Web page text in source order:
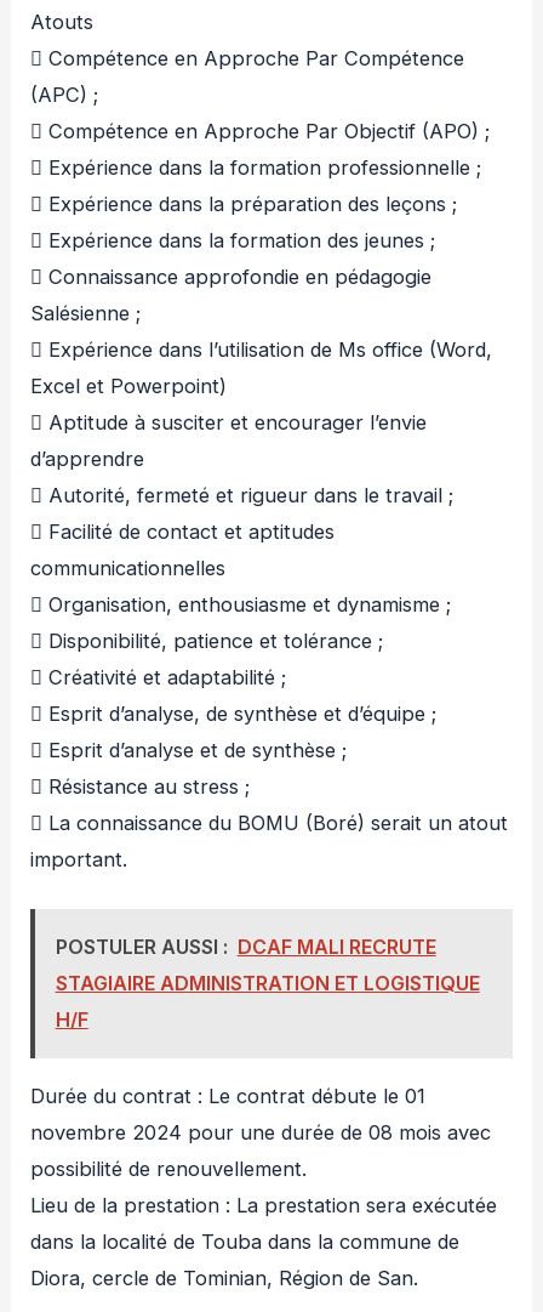
Atouts
 Compétence en Approche Par Compétence
(APC) ;
 Compétence en Approche Par Objectif (APO) ;
 Expérience dans la formation professionnelle ;
 Expérience dans la préparation des leçons ;
 Expérience dans la formation des jeunes ;
 Connaissance approfondie en pédagogie
Salésienne ;
 Expérience dans l’utilisation de Ms office (Word,
Excel et Powerpoint)
 Aptitude à susciter et encourager l’envie
d’apprendre
 Autorité, fermeté et rigueur dans le travail ;
 Facilité de contact et aptitudes
communicationnelles
 Organisation, enthousiasme et dynamisme ;
 Disponibilité, patience et tolérance ;
 Créativité et adaptabilité ;
 Esprit d’analyse, de synthèse et d’équipe ;
 Esprit d’analyse et de synthèse ;
 Résistance au stress ;
 La connaissance du BOMU (Boré) serait un atout
important.
POSTULER AUSSI : DCAF MALI RECRUTE
STAGIAIRE ADMINISTRATION ET LOGISTIQUE
H/F
Durée du contrat : Le contrat débute le 01
novembre 2024 pour une durée de 08 mois avec
possibilité de renouvellement.
Lieu de la prestation : La prestation sera exécutée
dans la localité de Touba dans la commune de
Diora, cercle de Tominian, Région de San.